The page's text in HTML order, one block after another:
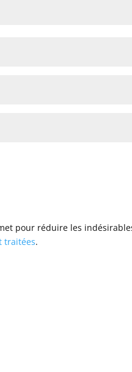
pour réduire les
traitées.